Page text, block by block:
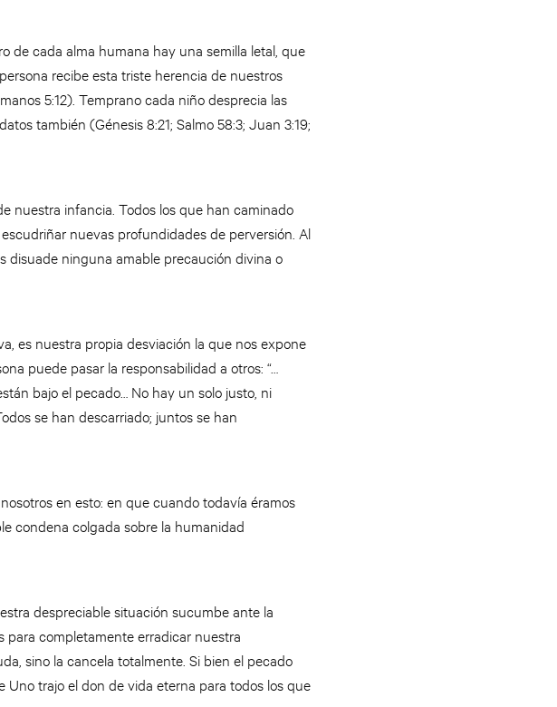
de cada alma humana hay una semilla letal, que
recibe esta triste herencia de nuestros
5:12). Temprano cada niño desprecia las
también (Génesis 8:21; Salmo 58:3; Juan 3:19;
nuestra infancia. Todos los que han caminado
nuevas profundidades de perversión. Al
disuade ninguna amable precaución divina o
es nuestra propia desviación la que nos expone
puede pasar la responsabilidad a otros: “…
bajo el pecado… No hay un solo justo, ni
se han descarriado; juntos se han
en esto: en que cuando todavía éramos
condena colgada sobre la humanidad
despreciable situación sucumbe ante la
completamente erradicar nuestra
sino la cancela totalmente. Si bien el pecado
trajo el don de vida eterna para todos los que